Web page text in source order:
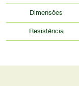
Dimensões
Resistência